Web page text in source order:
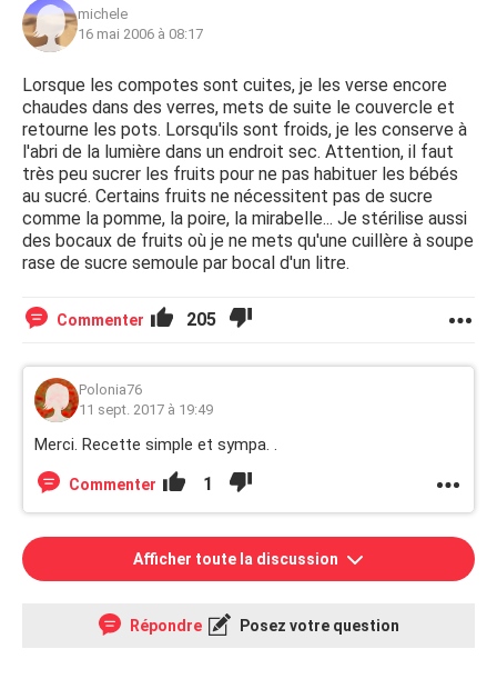
michele
16 mai 2006 à 08:17
Lorsque les compotes sont cuites, je les verse encore
chaudes dans des verres, mets de suite le couvercle et
retourne les pots. Lorsqu'ils sont froids, je les conserve à
l'abri de la lumière dans un endroit sec. Attention, il faut
très peu sucrer les fruits pour ne pas habituer les bébés
au sucré. Certains fruits ne nécessitent pas de sucre
comme la pomme, la poire, la mirabelle... Je stérilise aussi
des bocaux de fruits où je ne mets qu'une cuillère à soupe
rase de sucre semoule par bocal d'un litre.
Commenter 205
Polonia76
11 sept. 2017 à 19:49
Merci. Recette simple et sympa. .
Commenter 1
Afficher toute la discussion
Répondre Posez votre question